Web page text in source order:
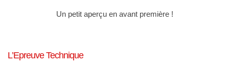
Un petit aperçu en avant première !
L’Epreuve Technique